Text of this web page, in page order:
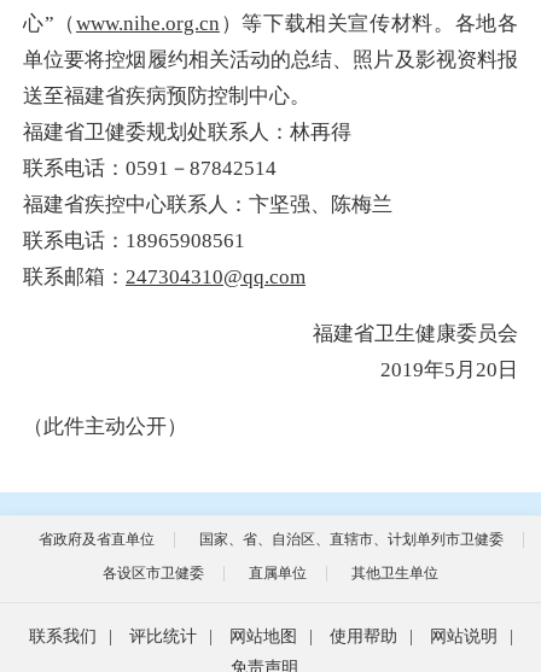
心”（www.nihe.org.cn ）等下载相关宣传材料。各地各
单位要将控烟履约相关活动的总结、照片及影视资料报
送至福建省疾病预防控制中心。
福建省卫健委规划处联系人：林再得
联系电话：0591－87842514
福建省疾控中心联系人：卞坚强、陈梅兰
联系电话：18965908561
联系邮箱： 247304310@qq.com
福建省卫生健康委员会
2019年5月20日
（此件主动公开）
省政府及省直单位
国家、省、自治区、直辖市、计划单列市卫健委
各设区市卫健委
直属单位 其他卫生单位
联系我们 评比统计 网站地图 使用帮助 网站说明
免责声明